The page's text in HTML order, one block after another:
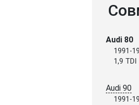
Audi 80
1991-
1,9 TDI
Audi 90
1991-